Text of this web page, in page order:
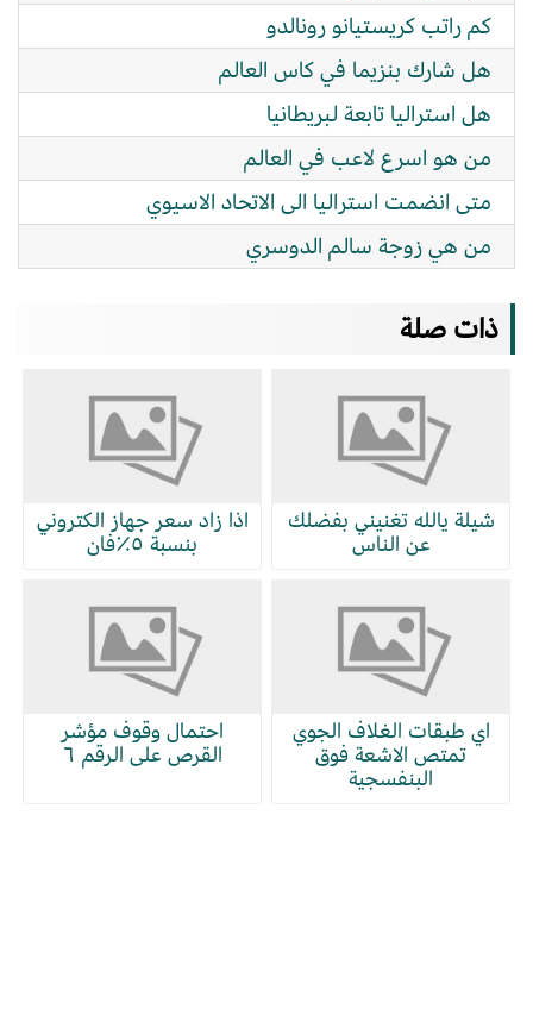
كم راتب كريستيانو رونالدو
هل شارك بنزيما في كاس العالم
هل استراليا تابعة لبريطانيا
من هو اسرع لاعب في العالم
متى انضمت استراليا الى الاتحاد الاسيوي
من هي زوجة سالم الدوسري
ذات صلة
شيلة يالله تغنيني بفضلك
عن الناس
اذا زاد سعر جهاز الكتروني
بنسبة ٥٪فان
اي طبقات الغلاف الجوي
تمتص الاشعة فوق
البنفسجية
احتمال وقوف مؤشر
القرص على الرقم ٦